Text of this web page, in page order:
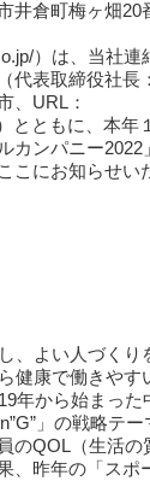
井倉町梅ヶ畑20
）は、 当社連
代表取締役社長
、URL：
とともに、本年
カンパニー2022
こにお知らせい
、よい人づくり
健康で働きやす
年から始まった
」の戦略テー
のQOL（生活の
、昨年の「スポ